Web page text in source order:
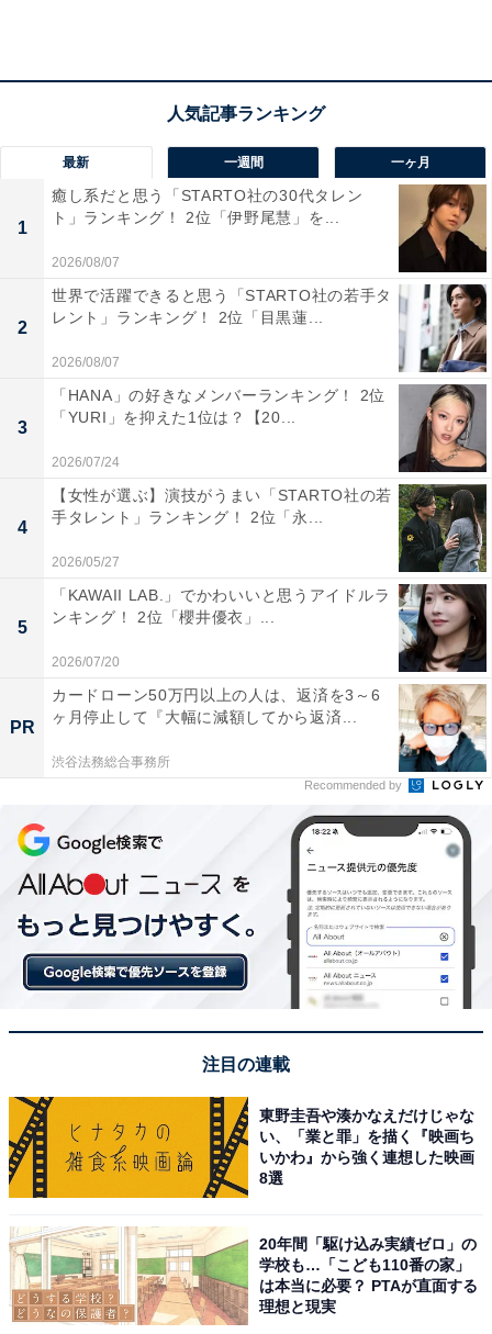
べられるのはうれしいですね。
第2位：幸楽苑
第2位は、「幸楽苑」でした。
回答者からは、「ワンコインより安く食べられる（50歳
男性／群馬県）」「どのメニューもワンコイン圏内（35
歳女性／長野県）」「とにかく安く満足度も高いシンプ
ルなラーメンが食べられる（26歳男性／東京都）」「学
生でも何度も食べられるくらいの値段でお腹いっぱいに
なるから（26歳女性／埼玉県）」など、500円以内で食
べられる、シンプルな「中華そば」や「塩ラーメン」を
挙げる声が目立ちました。
また、「ラーメンが安く、ラーメン＋餃子や丼ぶりなど
の定食セットだとさらにお得だからです（24歳女性／福
島県）」「サイドとセットで1000円でおさまるから（31
歳女性／神奈川県）」との声があったセットメニューや
「朝ラーがワンコインで安いから（25歳女性／静岡
県）」「他のお店よりめちゃくちゃ安いです。しかも朝
は特に安い（39歳女性／福岡県）」「朝ラーメンで290
円は安いし、通常と同じ味を楽しめるから（42歳女性／
岩手県）」など、200円台から食べられる「朝ごはん」
を挙げる人も。
「家族みんなで食べてもいつも金額にびっくりする（33
歳女性／長野県）」「家族で行って餃子を頼んでもお会
計が安いので（35歳女性／埼玉県）」「キッズニューな
最新 一週間 一ヶ月
1
癒し系だと思う「STARTO社の30代タレン
ト」ランキング！ 2位「伊野尾慧」を...
2026/08/07
2
世界で活躍できると思う「STARTO社の若手タ
レント」ランキング！ 2位「目黒蓮...
2026/08/07
3
「HANA」の好きなメンバーランキング！ 2位
「YURI」を抑えた1位は？【20...
2026/07/24
4
【女性が選ぶ】演技がうまい「STARTO社の若
手タレント」ランキング！ 2位「永...
2026/05/27
5
「KAWAII LAB.」でかわいいと思うアイドルラ
ンキング！ 2位「櫻井優衣」...
2026/07/20
PR
カードローン50万円以上の人は、返済を3～6
ヶ月停止して『大幅に減額してから返済...
渋谷法務総合事務所
Recommended by
注目の連載
東野圭吾や湊かなえだけじゃな
い、「業と罪」を描く『映画ち
いかわ』から強く連想した映画
8選
20年間「駆け込み実績ゼロ」の
学校も…「こども110番の家」
は本当に必要？ PTAが直面する
理想と現実